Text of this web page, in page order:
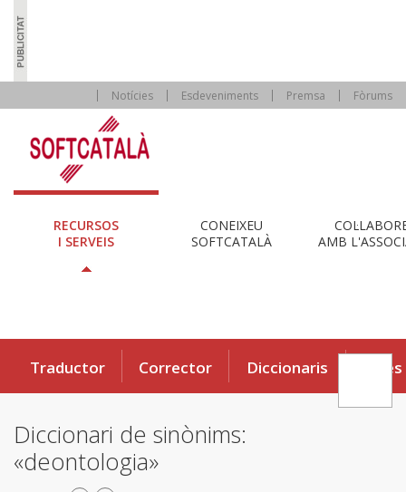
Notícies Esdeveniments Premsa Fòrums
RECURSOS
I SERVEIS
CONEIXEU
SOFTCATALÀ
AMB
Traductor Corrector Diccionaris Eines
Diccionari de sinònims:
«deontologia»